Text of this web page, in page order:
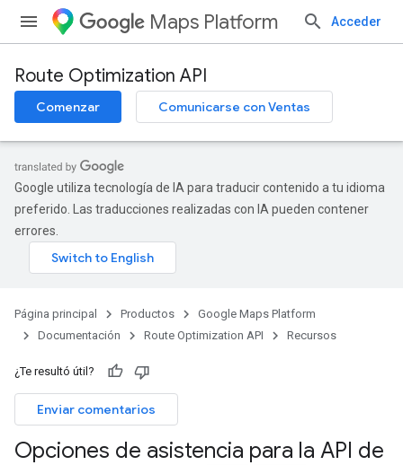
Maps Platform Acceder
Route Optimization API
Comenzar Comunicarse con Ventas
Google utiliza tecnología de IA para traducir contenido a tu idioma
preferido. Las traducciones realizadas con IA pueden contener
errores.
Página principal Productos
Google Maps Platform
Documentación
Route Optimization API Recursos
¿Te resultó útil?
Enviar comentarios
Opciones de asistencia para la API de